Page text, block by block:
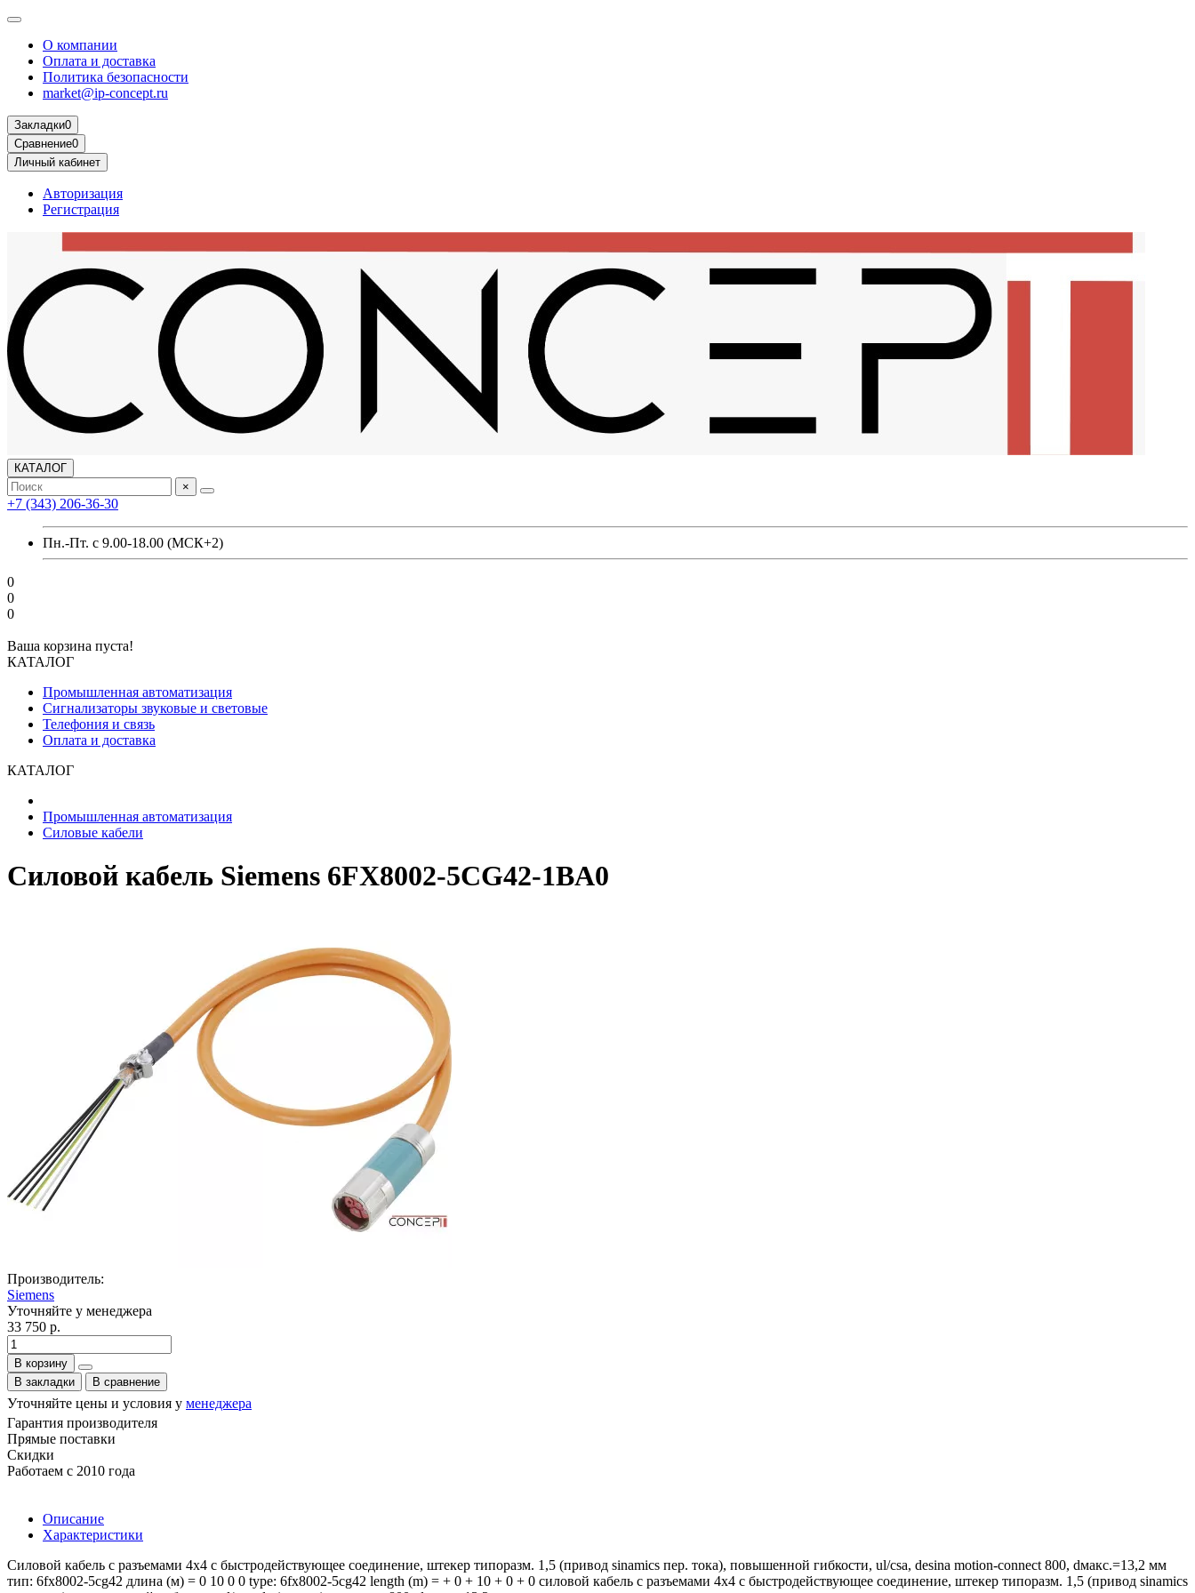
О компании
Оплата и доставка
Политика безопасности
market@ip-concept.ru
Закладки0
Сравнение0
Личный кабинет
Авторизация
Регистрация
КАТАЛОГ
×
+7 (343) 206-36-30
Пн.-Пт. с 9.00-18.00 (МСК+2)
0
0
0
Ваша корзина пуста!
КАТАЛОГ
Промышленная автоматизация
Сигнализаторы звуковые и световые
Телефония и связь
Оплата и доставка
КАТАЛОГ
Промышленная автоматизация
Силовые кабели
Силовой кабель Siemens 6FX8002-5CG42-1BA0
Производитель:
Siemens
Уточняйте у менеджера
33 750 р.
В корзину
В закладки
В сравнение
Уточняйте цены и условия у менеджера
Гарантия производителя
Прямые поставки
Скидки
Работаем с 2010 года
Описание
Характеристики
Силовой кабель с разъемами 4x4 c быстродействующее соединение, штекер типоразм. 1,5 (привод sinamics пер. тока), повышенной гибкости, ul/csa, desina motion-connect 800, dмакс.=13,2 мм
тип: 6fx8002-5cg42 длина (м) = 0 10 0 0 type: 6fx8002-5cg42 length (m) = + 0 + 10 + 0 + 0 силовой кабель с разъемами 4x4 c быстродействующее соединение, штекер типоразм. 1,5 (привод sinamics